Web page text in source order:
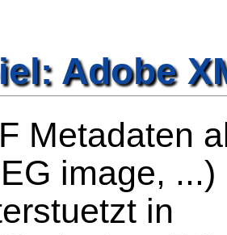
Adobe
Metadaten
image, ...)
in